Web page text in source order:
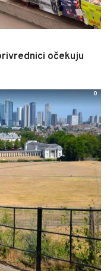
očekuju
0